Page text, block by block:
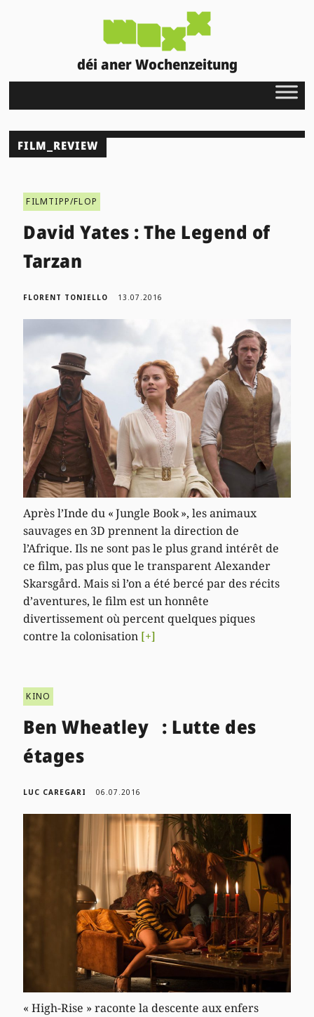
déi aner Wochenzeitung
FILM_REVIEW
FILMTIPP/FLOP
David Yates : The Legend of
Tarzan
FLORENT TONIELLO 13.07.2016
Après l’Inde du « Jungle Book », les animaux
sauvages en 3D prennent la direction de
l’Afrique. Ils ne sont pas le plus grand intérêt de
ce film, pas plus que le transparent Alexander
Skarsgård. Mais si l’on a été bercé par des récits
d’aventures, le film est un honnête
divertissement où percent quelques piques
contre la colonisation [+]
KINO
Ben Wheatley : Lutte des
étages
LUC CAREGARI 06.07.2016
« High-Rise » raconte la descente aux enfers